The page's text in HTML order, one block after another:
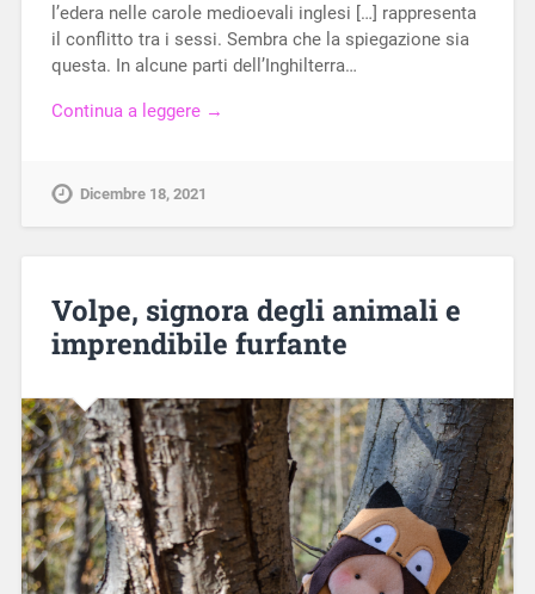
l’edera nelle carole medioevali inglesi […] rappresenta
il conflitto tra i sessi. Sembra che la spiegazione sia
questa. In alcune parti dell’Inghilterra…
Continua a leggere →
Dicembre 18, 2021
Volpe, signora degli animali e
imprendibile furfante